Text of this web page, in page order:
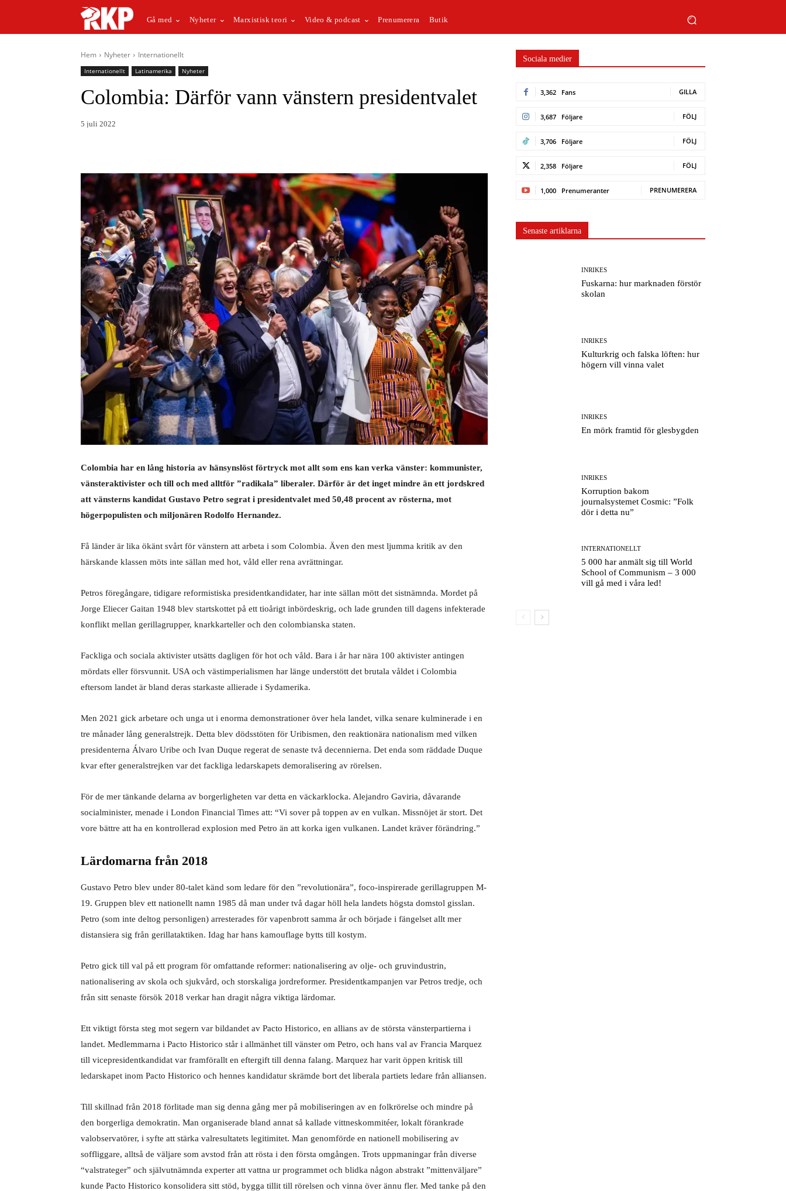
Gå med Nyheter Marxistisk teori Video & podcast Prenumerera Butik
Hem Nyheter Internationellt
Internationellt Latinamerika Nyheter
Colombia: Därför vann vänstern presidentvalet
5 juli 2022
Colombia har en lång historia av hänsynslöst förtryck mot allt som ens kan verka vänster: kommunister,
vänsteraktivister och till och med alltför ”radikala” liberaler. Därför är det inget mindre än ett jordskred
att vänsterns kandidat Gustavo Petro segrat i presidentvalet med 50,48 procent av rösterna, mot
högerpopulisten och miljonären Rodolfo Hernandez.
Få länder är lika ökänt svårt för vänstern att arbeta i som Colombia. Även den mest ljumma kritik av den
härskande klassen möts inte sällan med hot, våld eller rena avrättningar.
Petros föregångare, tidigare reformistiska presidentkandidater, har inte sällan mött det sistnämnda. Mordet på
Jorge Eliecer Gaitan 1948 blev startskottet på ett tioårigt inbördeskrig, och lade grunden till dagens infekterade
konflikt mellan gerillagrupper, knarkkarteller och den colombianska staten.
Fackliga och sociala aktivister utsätts dagligen för hot och våld. Bara i år har nära 100 aktivister antingen
mördats eller försvunnit. USA och västimperialismen har länge understött det brutala våldet i Colombia
eftersom landet är bland deras starkaste allierade i Sydamerika.
Men 2021 gick arbetare och unga ut i enorma demonstrationer över hela landet, vilka senare kulminerade i en
tre månader lång generalstrejk. Detta blev dödsstöten för Uribismen, den reaktionära nationalism med vilken
presidenterna Álvaro Uribe och Ivan Duque regerat de senaste två decennierna. Det enda som räddade Duque
kvar efter generalstrejken var det fackliga ledarskapets demoralisering av rörelsen.
För de mer tänkande delarna av borgerligheten var detta en väckarklocka. Alejandro Gaviria, dåvarande
socialminister, menade i London Financial Times att: “Vi sover på toppen av en vulkan. Missnöjet är stort. Det
vore bättre att ha en kontrollerad explosion med Petro än att korka igen vulkanen. Landet kräver förändring.”
Lärdomarna från 2018
Gustavo Petro blev under 80-talet känd som ledare för den ”revolutionära”, foco-inspirerade gerillagruppen M-
19. Gruppen blev ett nationellt namn 1985 då man under två dagar höll hela landets högsta domstol gisslan.
Petro (som inte deltog personligen) arresterades för vapenbrott samma år och började i fängelset allt mer
distansiera sig från gerillataktiken. Idag har hans kamouflage bytts till kostym.
Petro gick till val på ett program för omfattande reformer: nationalisering av olje- och gruvindustrin,
nationalisering av skola och sjukvård, och storskaliga jordreformer. Presidentkampanjen var Petros tredje, och
från sitt senaste försök 2018 verkar han dragit några viktiga lärdomar.
Ett viktigt första steg mot segern var bildandet av Pacto Historico, en allians av de största vänsterpartierna i
landet. Medlemmarna i Pacto Historico står i allmänhet till vänster om Petro, och hans val av Francia Marquez
till vicepresidentkandidat var framförallt en eftergift till denna falang. Marquez har varit öppen kritisk till
ledarskapet inom Pacto Historico och hennes kandidatur skrämde bort det liberala partiets ledare från alliansen.
Till skillnad från 2018 förlitade man sig denna gång mer på mobiliseringen av en folkrörelse och mindre på
den borgerliga demokratin. Man organiserade bland annat så kallade vittneskommitéer, lokalt förankrade
valobservatörer, i syfte att stärka valresultatets legitimitet. Man genomförde en nationell mobilisering av
soffliggare, alltså de väljare som avstod från att rösta i den första omgången. Trots uppmaningar från diverse
“valstrateger” och självutnämnda experter att vattna ur programmet och blidka någon abstrakt ”mittenväljare”
kunde Pacto Historico konsolidera sitt stöd, bygga tillit till rörelsen och vinna över ännu fler. Med tanke på den
Sociala medier
3,362 Fans GILLA
3,687 Följare FÖLJ
3,706 Följare FÖLJ
2,358 Följare FÖLJ
1,000 Prenumeranter PRENUMERERA
Senaste artiklarna
INRIKES
Fuskarna: hur marknaden förstör
skolan
INRIKES
Kulturkrig och falska löften: hur
högern vill vinna valet
INRIKES
En mörk framtid för glesbygden
INRIKES
Korruption bakom
journalsystemet Cosmic: ”Folk
dör i detta nu”
INTERNATIONELLT
5 000 har anmält sig till World
School of Communism – 3 000
vill gå med i våra led!